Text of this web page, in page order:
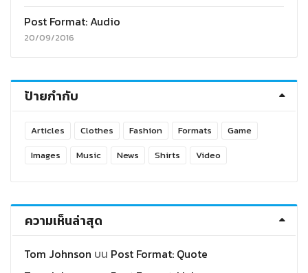
Post Format: Audio
20/09/2016
ป้ายกำกับ
Articles Clothes Fashion Formats
Game
Images
Music News Shirts Video
ความเห็นล่าสุด
Tom Johnson บน Post Format: Quote